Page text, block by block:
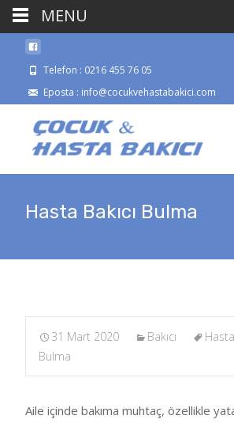
Telefon : 0216 455 76 05
Eposta : info@cocukvehastabakici.com
Hasta Bakıcı Bulma
31 Mart 2020 Bakıcı
Hasta
Bulma
Aile içinde bakıma muhtaç, özellikle
MENU